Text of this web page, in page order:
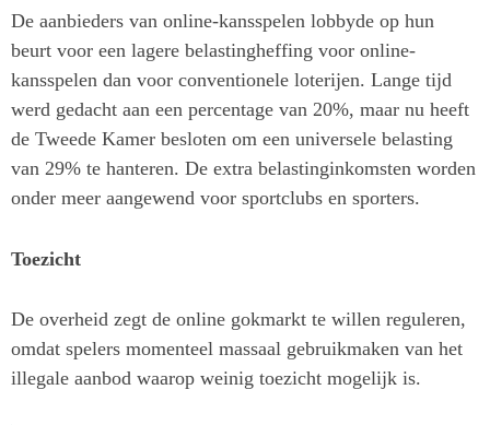
De aanbieders van online-kansspelen lobbyde op hun
beurt voor een lagere belastingheffing voor online-
kansspelen dan voor conventionele loterijen. Lange tijd
werd gedacht aan een percentage van 20%, maar nu heeft
de Tweede Kamer besloten om een universele belasting
van 29% te hanteren. De extra belastinginkomsten worden
onder meer aangewend voor sportclubs en sporters.
Toezicht
De overheid zegt de online gokmarkt te willen reguleren,
omdat spelers momenteel massaal gebruikmaken van het
illegale aanbod waarop weinig toezicht mogelijk is.